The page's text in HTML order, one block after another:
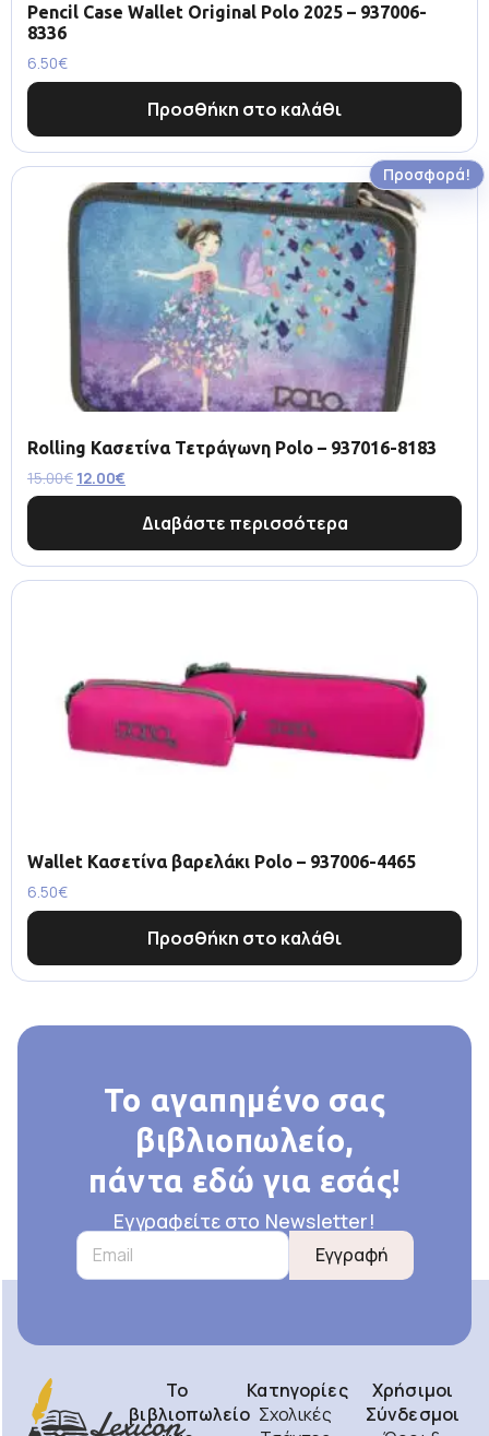
Pencil Case Wallet Original Polo 2025 – 937006-
8336
6.50€
Προσθήκη στο καλάθι
Προσφορά!
Rolling Κασετίνα Τετράγωνη Polo – 937016-8183
15.00€ 12.00€
Διαβάστε περισσότερα
Wallet Κασετίνα βαρελάκι Polo – 937006-4465
6.50€
Προσθήκη στο καλάθι
Το αγαπημένο σας
βιβλιοπωλείο,
πάντα εδώ για εσάς!
Εγγραφείτε στο Newsletter!
Εγγραφή
Το
βιβλιοπωλείο
Κατηγορίες
Σχολικές
Χρήσιμοι
Σύνδεσμοι